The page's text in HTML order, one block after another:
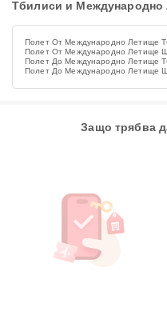
Тбилиси и
Полет От Международно Летище
Полет От Международно Летище
Полет До Международно Летище
Полет До Международно Летище
Защо трябва